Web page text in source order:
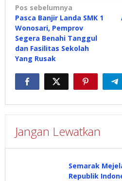
Navigasi
pos
Pos sebelumnya
Pasca Banjir Landa SMK 1
Wonosari, Pemprov
Segera Benahi Tanggul
dan Fasilitas Sekolah
Yang Rusak
Jangan Lewatkan
Semarak
Republik